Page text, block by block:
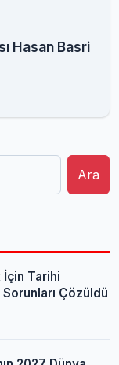
Hasan Basri
Ara
İçin Tarihi
Sorunları Çözüldü